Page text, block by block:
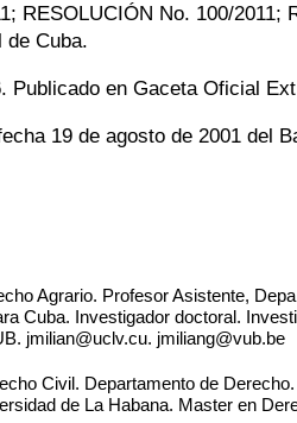
RESOLUCIÓN No. 100/
de Cuba.
Publicado en Gaceta Oficial
19 de agosto de 2001 del
Agrario. Profesor Asistente,
Cuba. Investigador doctoral.
jmilian@uclv.cu. jmiliang@vub.be
Civil. Departamento de
de La Habana. Master en